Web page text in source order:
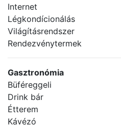
Internet
Légkondícionálás
Világításrendszer
Rendezvénytermek
Gasztronómia
Büféreggeli
Drink bár
Étterem
Kávézó